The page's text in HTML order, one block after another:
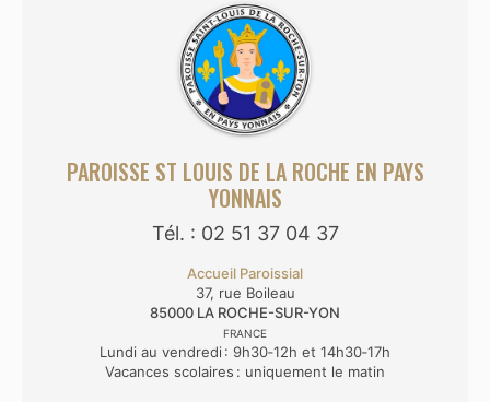
PAROISSE ST LOUIS DE LA ROCHE EN PAYS
YONNAIS
Tél. : 02 51 37 04 37
Accueil Paroissial
37, rue Boileau
85000 LA ROCHE-SUR-YON
FRANCE
Lundi au vendredi : 9h30‑12h et 14h30‑17h
Vacances scolaires : uniquement le matin